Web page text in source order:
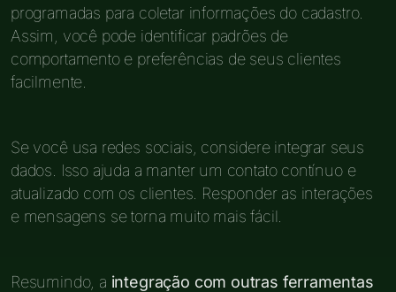
programadas para coletar informações do cadastro.
Assim, você pode identificar padrões de
comportamento e preferências de seus clientes
facilmente.
Se você usa redes sociais, considere integrar seus
dados. Isso ajuda a manter um contato contínuo e
atualizado com os clientes. Responder as interações
e mensagens se torna muito mais fácil.
Resumindo, a integração com outras ferramentas